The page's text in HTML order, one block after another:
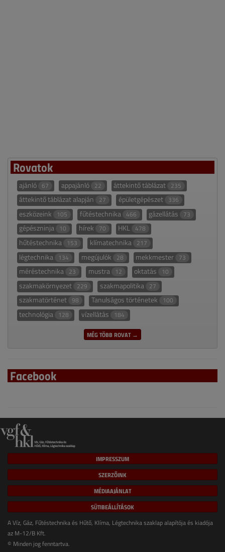
Rovatok
ajánló 67 appajánló 22 áttekintő táblázat 235
áttekintő táblázat alapján 27 épületgépészet 336
eszközeink 105 fűtéstechnika 466 gázellátás 73
gépészninja 10 hírek 70 HKL 478
hűtéstechnika 153 klímatechnika 217
légtechnika 134 megújulók 28 mekkmester 73
méréstechnika 23 mustra 12 oktatás 10
szakmakörnyezet 229 szakmapolitika 27
szakmatörténet 98 Tanulságos történetek 100
technológia 128 vízellátás 184
MÉG TÖBB ROVAT →
Facebook
IMPRESSZUM
SZERZŐINK
MÉDIAAJÁNLAT
SÜTIBEÁLLÍTÁSOK
A Víz, Gáz, Fűtéstechnika és Hűtő, Klíma, Légtechnika szaklap alapítója és kiadója
az M-12/B Kft.
© Minden jog fenntartva.